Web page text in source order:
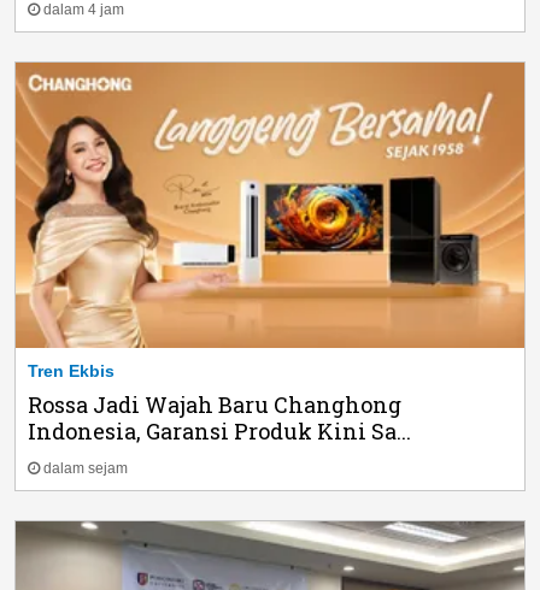
dalam 4 jam
Tren Ekbis
Rossa Jadi Wajah Baru Changhong
Indonesia, Garansi Produk Kini Sa...
dalam sejam